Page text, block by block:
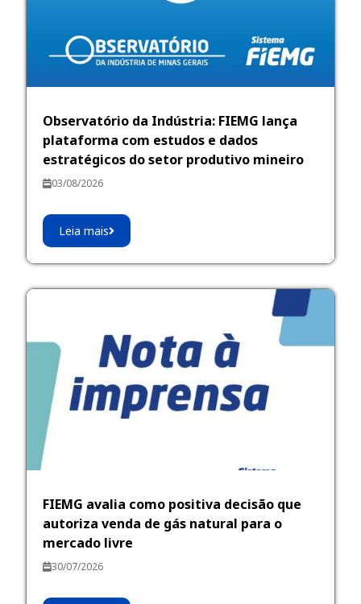
Observatório da Indústria: FIEMG lança
plataforma com estudos e dados
estratégicos do setor produtivo mineiro
03/08/2026
Leia mais
FIEMG avalia como positiva decisão que
autoriza venda de gás natural para o
mercado livre
30/07/2026